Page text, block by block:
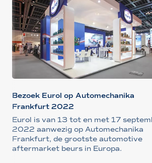
Bezoek Eurol op Automechanika
Frankfurt 2022
Eurol is van 13 tot en met 17
2022 aanwezig op Automechanika
Frankfurt, de grootste automotive
aftermarket beurs in Europa.